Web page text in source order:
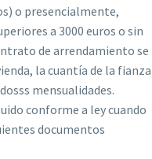
o presencialmente,
a 3000 euros o sin
de arrendamiento se
la cuantía de la fianza
mensualidades.
conforme a ley cuando
documentos